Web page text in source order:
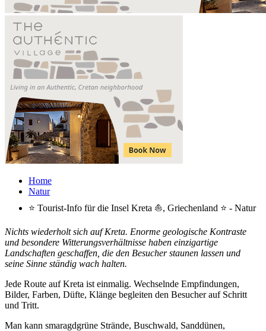
Home
Natur
⭐ Tourist-Info für die Insel Kreta ⛵, Griechenland ⭐ - Natur
Nichts wiederholt sich auf Kreta. Enorme geologische Kontraste
und besondere Witterungsverhältnisse haben einzigartige
Landschaften geschaffen, die den Besucher staunen lassen und
seine Sinne ständig wach halten.
Jede Route auf Kreta ist einmalig. Wechselnde Empfindungen,
Bilder, Farben, Düfte, Klänge begleiten den Besucher auf Schritt
und Tritt.
Man kann smaragdgrüne Strände, Buschwald, Sanddünen,